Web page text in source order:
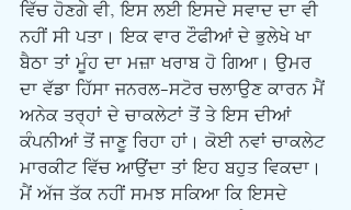
ਵਿੱਚ ਹੋਣਗੇ ਵੀ, ਇਸ ਲਈ ਇਸਦੇ ਸਵਾਦ ਦਾ ਵੀ
ਨਹੀਂ ਸੀ ਪਤਾ। ਇਕ ਵਾਰ ਟੌਫੀਆਂ ਦੇ ਭੁਲੇਖੇ ਖਾ
ਬੈਠਾ ਤਾਂ ਮੂੰਹ ਦਾ ਮਜ਼ਾ ਖਰਾਬ ਹੋ ਗਿਆ। ਉਮਰ
ਦਾ ਵੱਡਾ ਹਿੱਸਾ ਜਨਰਲ-ਸਟੋਰ ਚਲਾਉਣ ਕਾਰਨ ਮੈਂ
ਅਨੇਕ ਤਰ੍ਹਾਂ ਦੇ ਚਾਕਲੇਟਾਂ ਤੋਂ ਤੇ ਇਸ ਦੀਆਂ
ਕੰਪਨੀਆਂ ਤੋਂ ਜਾਣੂ ਰਿਹਾ ਹਾਂ। ਕੋਈ ਨਵਾਂ ਚਾਕਲੇਟ
ਮਾਰਕੀਟ ਵਿੱਚ ਆਉਂਦਾ ਤਾਂ ਇਹ ਬਹੁਤ ਵਿਕਦਾ।
ਮੈਂ ਅੱਜ ਤੱਕ ਨਹੀਂ ਸਮਝ ਸਕਿਆ ਕਿ ਇਸਦੇ